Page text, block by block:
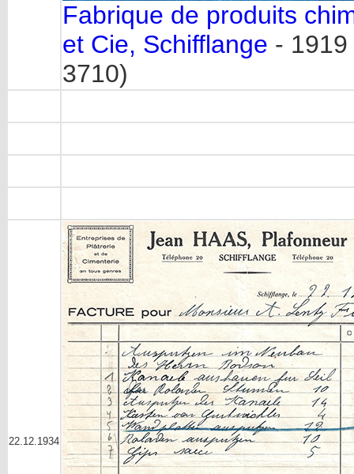
Fabrique de produits
et Cie, Schifflange -
3710)
22.12.1934